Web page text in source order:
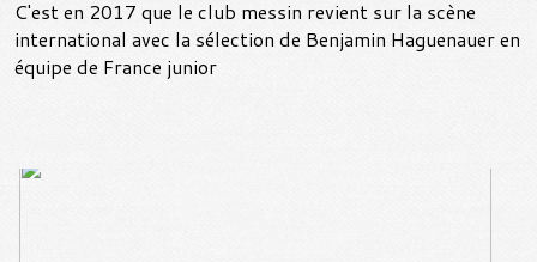
C'est en 2017 que le club messin revient sur la scène
international avec la sélection de Benjamin Haguenauer en
équipe de France junior